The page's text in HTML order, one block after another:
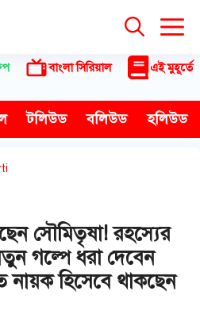
বাংলা সিরিয়াল এই মুহূর্তে
টলিউড বলিউড হলিউড
সৌমিতৃষা! রহস্যের
গল্পে ধরা দেবেন
নায়ক হিসেবে থাকছেন